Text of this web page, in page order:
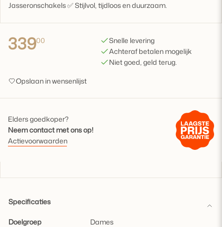
Jasseronschakels ✅ Stijlvol, tijdloos en duurzaam.
33900
Snelle levering
Achteraf betalen mogelijk
Niet goed, geld terug.
Opslaan in wensenlijst
Elders goedkoper?
Neem contact met ons op!
Actievoorwaarden
Specificaties
Doelgroep
Dames